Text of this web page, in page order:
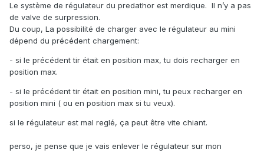
Le système de régulateur du predathor est merdique. Il n’y a pas
de valve de surpression.
Du coup, La possibilité de charger avec le régulateur au mini
dépend du précédent chargement:
- si le précédent tir était en position max, tu dois recharger en
position max.
- si le précédent tir était en position mini, tu peux recharger en
position mini ( ou en position max si tu veux).
si le régulateur est mal reglé, ça peut être vite chiant.
perso, je pense que je vais enlever le régulateur sur mon